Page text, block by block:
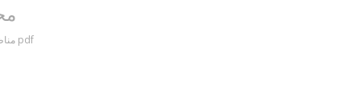
مناظرات سنة سادسة مع الإصلاح pdf